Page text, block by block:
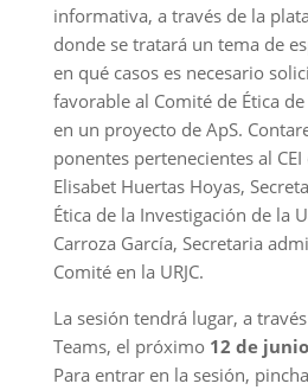
informativa, a través de la
donde se tratará un tema de
en qué casos es necesario
favorable al Comité de Ética de
en un proyecto de ApS.
ponentes pertenecientes al CEI
Elisabet Huertas Hoyas,
Ética de la Investigación de la
Carroza García, Secretaria
Comité en la URJC.
La sesión tendrá lugar, a
Teams, el próximo 12 de
Para entrar en la sesión,